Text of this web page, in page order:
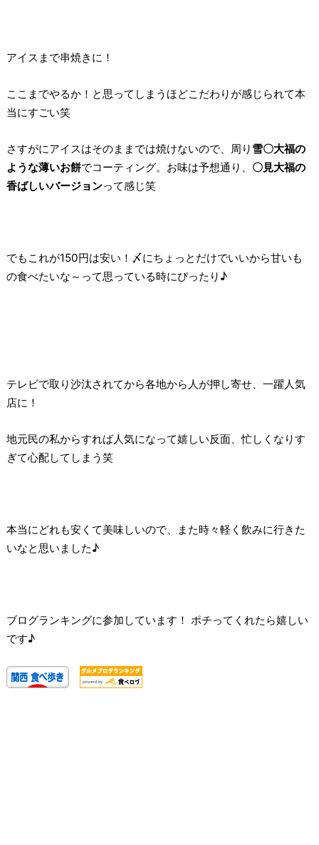
アイスまで串焼きに！
ここまでやるか！と思ってしまうほどこだわりが感じられて本
当にすごい笑
さすがにアイスはそのままでは焼けないので、周り 雪〇大福の
ような薄いお餅でコーティング。お味は予想通り、 〇見大福の
香ばしいバージョンって感じ笑
でもこれが150円は安い！〆にちょっとだけでいいから甘いも
の食べたいな～って思っている時にぴったり♪
テレビで取り沙汰されてから各地から人が押し寄せ、一躍人気
店に！
地元民の私からすれば人気になって嬉しい反面、忙しくなりす
ぎて心配してしまう笑
本当にどれも安くて美味しいので、また時々軽く飲みに行きた
いなと思いました♪
ブログランキングに参加しています！ ポチってくれたら嬉しい
です♪